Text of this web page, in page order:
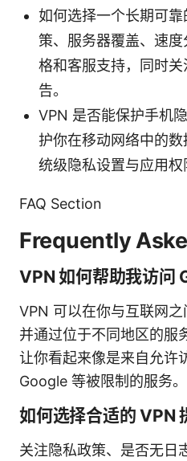
如何选择一个长期可
策、服务器覆盖、速
格和客服支持，同时
告。
VPN 是否能保护手机
护你在移动网络中的
统级隐私设置与应用权
FAQ Section
Frequently
VPN 如何帮助我访问
VPN 可以在你与互联网之
并通过位于不同地区的服
让你看起来像是来自允许
Google 等被限制的服务。
如何选择合适的 VPN
关注隐私政策、是否无日